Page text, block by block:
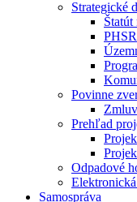
Strategické
PHSR
Povinne
Prehľad
Odpadové
Samospráva